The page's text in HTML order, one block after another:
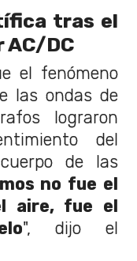
tras el
AC/DC
el fenómeno
las ondas de
lograron
del
de las
no fue el
aire, fue el
", dijo el